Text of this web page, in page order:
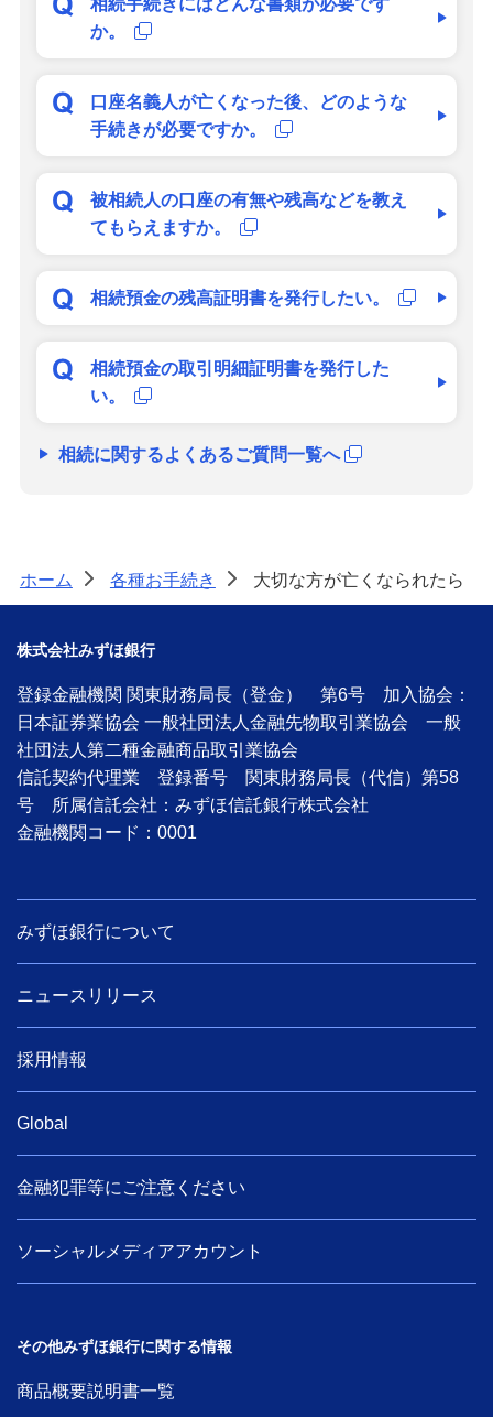
か。
口座名義人が亡くなった後、どのような
手続きが必要ですか。
被相続人の口座の有無や残高などを教え
てもらえますか。
相続預金の残高証明書を発行したい。
相続預金の取引明細証明書を発行した
い。
相続に関するよくあるご質問一覧へ
ホーム > 各種お手続き > 大切な方が亡くなられたら
株式会社みずほ銀行
登録金融機関 関東財務局長（登金） 第6号 加入協会：
日本証券業協会 一般社団法人金融先物取引業協会 一般
社団法人第二種金融商品取引業協会
信託契約代理業 登録番号 関東財務局長（代信）第58
号 所属信託会社：みずほ信託銀行株式会社
金融機関コード：0001
みずほ銀行について
ニュースリリース
採用情報
Global
金融犯罪等にご注意ください
ソーシャルメディアアカウント
その他みずほ銀行に関する情報
商品概要説明書一覧